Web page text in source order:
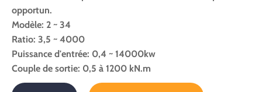
opportun.
Modèle: 2 ~ 34
Ratio: 3,5 ~ 4000
Puissance d'entrée: 0,4 ~ 14000kw
Couple de sortie: 0,5 à 1200 kN.m